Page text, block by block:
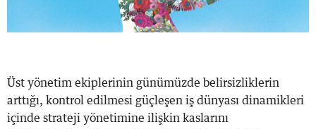
Üst yönetim ekiplerinin günümüzde belirsizliklerin
arttığı, kontrol edilmesi güçleşen iş dünyası dinamikleri
içinde strateji yönetimine ilişkin kaslarını